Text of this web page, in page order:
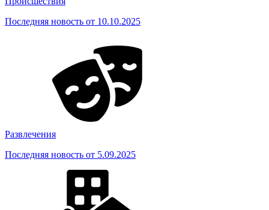
Последняя новость от 10.10.2025
Развлечения
Последняя новость от 5.09.2025